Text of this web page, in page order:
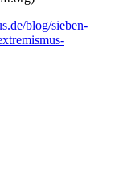
blog/sieben-